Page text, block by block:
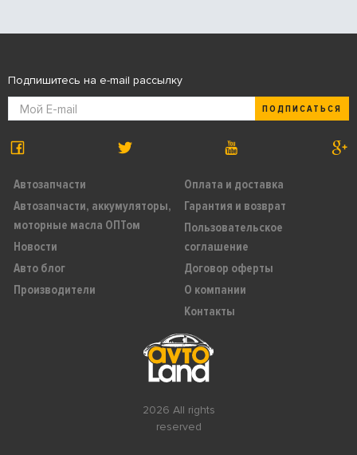
2026 All rights
reserved
Автозапчасти
Автозапчасти, аккумуляторы,
моторные масла ОПТом
Новости
Авто блог
Производители
Оплата и доставка
Гарантия и возврат
Пользовательское
соглашение
Договор оферты
О компании
Контакты
Подпишитесь на e-mail рассылку
ПОДПИСАТЬСЯ